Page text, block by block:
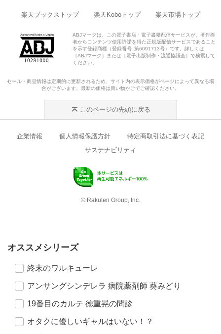
楽天ブックストップ 楽天Koboトップ 楽天市場トップ
ABJマークは、この電子書店・電子書籍配信サービスが、著作権
者からコンテンツ使用許諾を得た正規版配信サービスであること
を示す登録商標（登録番号 第6091713号）です。詳しくは
［ABJマーク］または［電子出版制作・流通協議会］で検索して
ください。
セール・商品情報は定期的に更新されるため、サイト内の表示価格がページによって異なる場
合がございます。最新の価格は買い物かごでご確認ください。
このページの先頭に戻る
企業情報 個人情報保護方針
特定商取引法に基づく表記
サステナビリティ
© Rakuten Group, Inc.
オススメシリーズ
終末のワルキューレ
アンサングシンデレラ 病院薬剤師 葵みどり
19番目のカルテ 徳重晃の問診
オタクに優しいギャルはいない！？